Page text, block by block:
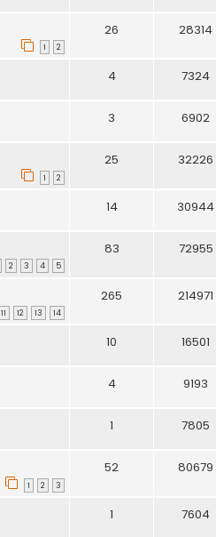
1 2
26 28314
4 7324
3 6902
1 2
25 32226
14 30944
2 3 4 5
83 72955
11 12 13 14
265 214971
10 16501
4 9193
1 7805
1 2 3
52 80679
1 7604